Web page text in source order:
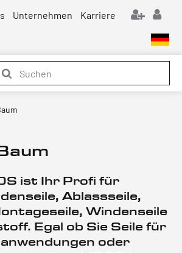
Unternehmen Karriere
ist Ihr Profi für
Ablassseile,
Windenseile
Egal ob Sie Seile für
oder